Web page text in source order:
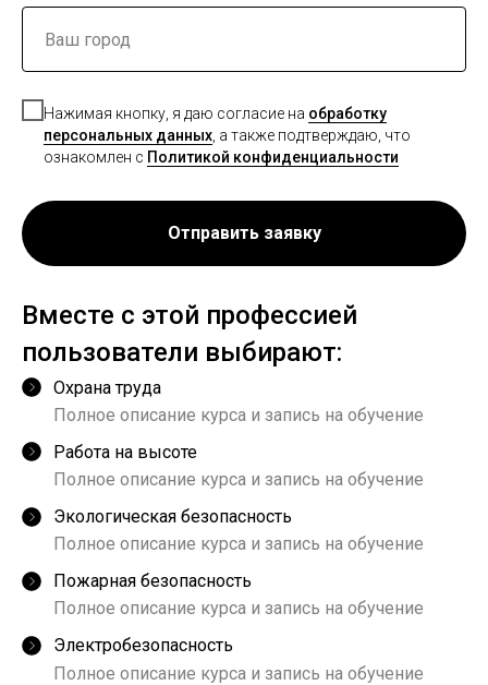
Нажимая кнопку, я даю согласие на обработку
персональных данных , а также подтверждаю, что
ознакомлен с Политикой конфиденциальности
Отправить заявку
Вместе с этой профессией
пользователи выбирают:
Охрана труда
Полное описание курса и запись на обучение
Работа на высоте
Полное описание курса и запись на обучение
Экологическая безопасность
Полное описание курса и запись на обучение
Пожарная безопасность
Полное описание курса и запись на обучение
Электробезопасность
Полное описание курса и запись на обучение